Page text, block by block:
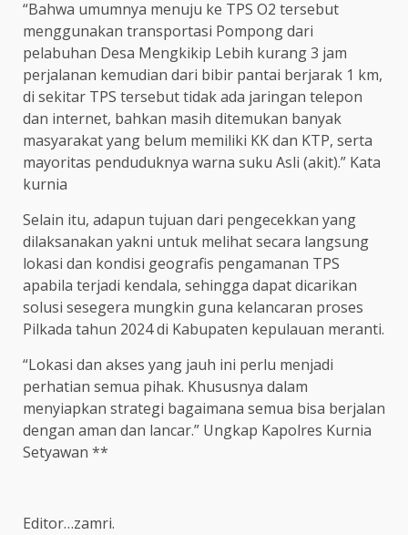
“Bahwa umumnya menuju ke TPS O2 tersebut
menggunakan transportasi Pompong dari
pelabuhan Desa Mengkikip Lebih kurang 3 jam
perjalanan kemudian dari bibir pantai berjarak 1 km,
di sekitar TPS tersebut tidak ada jaringan telepon
dan internet, bahkan masih ditemukan banyak
masyarakat yang belum memiliki KK dan KTP, serta
mayoritas penduduknya warna suku Asli (akit).” Kata
kurnia
Selain itu, adapun tujuan dari pengecekkan yang
dilaksanakan yakni untuk melihat secara langsung
lokasi dan kondisi geografis pengamanan TPS
apabila terjadi kendala, sehingga dapat dicarikan
solusi sesegera mungkin guna kelancaran proses
Pilkada tahun 2024 di Kabupaten kepulauan meranti.
“Lokasi dan akses yang jauh ini perlu menjadi
perhatian semua pihak. Khususnya dalam
menyiapkan strategi bagaimana semua bisa berjalan
dengan aman dan lancar.” Ungkap Kapolres Kurnia
Setyawan **
Editor…zamri.